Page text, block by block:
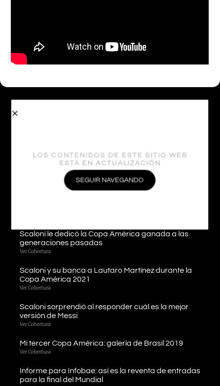
Scaloni enojado por el mal estado del campo de
juego en el debut de la Copa América 2021
Scaloni le dedicó la Copa América ganada a las
generaciones pasadas
Ver Cobertura
Scaloni y su banca a Lautaro Martínez durante la
Copa América 2021
Ver Cobertura
Scaloni sorprendió al responder cuál es la mejor
versión de Messi
Ver Cobertura
Mi tercer Copa América: galería de Brasil 2019
Ver Cobertura
Informe para Infobae: así es la reventa de entradas
para la final del Mundial
LOS CONTENIDOS DE ESTE SITIO WEB
ESTA EN ACTUALIZACIÓN
SEGUIR NAVEGANDO